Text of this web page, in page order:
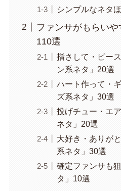
シンプルなネタ
ファンサがもらい
110選
指さして・ピー
ン系ネタ」20選
ハート作って・
ズ系ネタ」30選
投げチュー・エ
ネタ」20選
大好き・ありが
系ネタ」30選
確定ファンサも
タ」10選